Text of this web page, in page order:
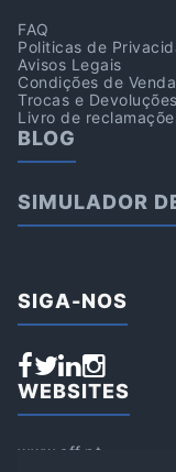
FAQ
Politicas de
Avisos Legais
Condições de Venda
Trocas e Devoluções
Livro de
BLOG
SIMULADOR
SIGA-NOS
WEBSITES
www.aff.pt